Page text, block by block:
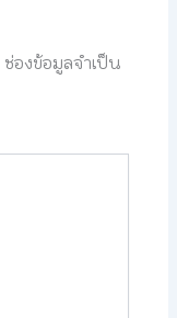
ช่องข้อมูลจำเป็น